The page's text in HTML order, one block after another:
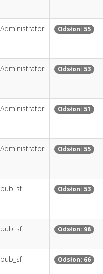
Administrator Odsłon: 55
Administrator Odsłon: 53
Administrator Odsłon: 51
Administrator Odsłon: 55
pub_sf Odsłon: 53
pub_sf Odsłon: 98
pub_sf Odsłon: 66